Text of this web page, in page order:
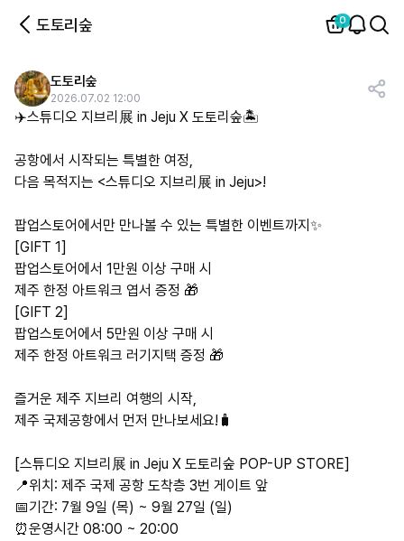
도토리숲 0
도토리숲
2026.07.02 12:00
✈️스튜디오 지브리展 in Jeju X 도토리숲🏝️
공항에서 시작되는 특별한 여정,
다음 목적지는 <스튜디오 지브리展 in Jeju>!
팝업스토어에서만 만나볼 수 있는 특별한 이벤트까지✨
[GIFT 1]
팝업스토어에서 1만원 이상 구매 시
제주 한정 아트워크 엽서 증정 🎁
[GIFT 2]
팝업스토어에서 5만원 이상 구매 시
제주 한정 아트워크 러기지택 증정 🎁
즐거운 제주 지브리 여행의 시작,
제주 국제공항에서 먼저 만나보세요!🧳
[스튜디오 지브리展 in Jeju X 도토리숲 POP-UP STORE]
📍위치: 제주 국제 공항 도착층 3번 게이트 앞
📅기간: 7월 9일 (목) ~ 9월 27일 (일)
⏰운영시간 08:00 ~ 20:00